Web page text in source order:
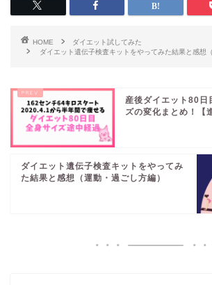
HOME
ダイエット試してみた
ダイエット遺伝子検査キットをやってみた結果と感想（
産後ダイエット80日
ズの変化まとめ！【
ダイエット遺伝子検査キットをやってみ
た結果と感想（運動・過ごし方編）